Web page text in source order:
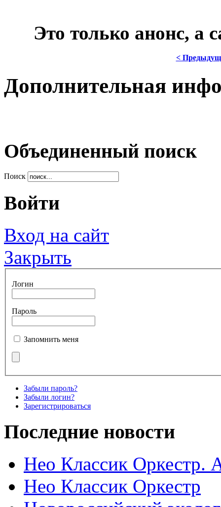
Это только анонс, а
<
Дополнительная
Объединенный поиск
Поиск
Войти
Вход на сайт
Закрыть
Логин
Пароль
Запомнить меня
Забыли пароль?
Забыли логин?
Зарегистрироваться
Последние новости
Нео Классик Оркестр.
Нео Классик Оркестр